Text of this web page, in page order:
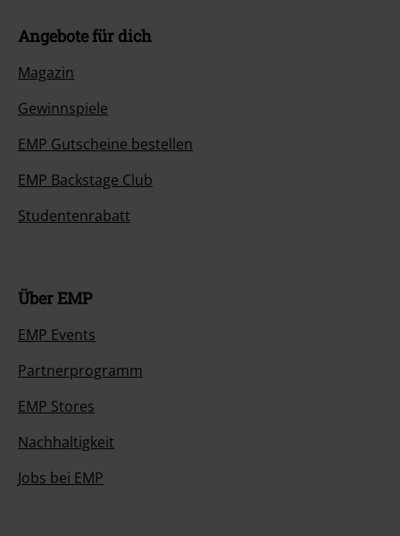
Angebote für dich
Magazin
Gewinnspiele
EMP Gutscheine bestellen
EMP Backstage Club
Studentenrabatt
Über EMP
EMP Events
Partnerprogramm
EMP Stores
Nachhaltigkeit
Jobs bei EMP